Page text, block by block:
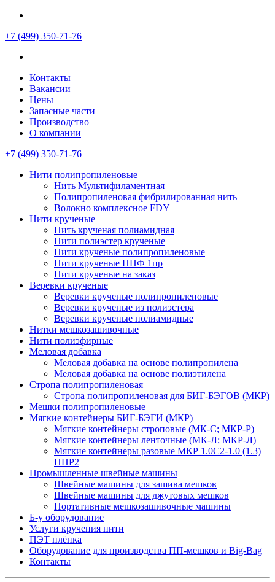
+7 (499) 350-71-76
Контакты
Вакансии
Цены
Запасные части
Производство
О компании
+7 (499) 350-71-76
Нити полипропиленовые
Нить Мультифиламентная
Полипропиленовая фибрилированная нить
Волокно комплексное FDY
Нити крученые
Нить крученая полиамидная
Нити полиэстер крученые
Нити крученые полипропиленовые
Нити крученые ППФ 1пр
Нити крученые на заказ
Веревки крученые
Веревки крученые полипропиленовые
Веревки крученые из полиэстера
Веревки крученые полиамидные
Нитки мешкозашивочные
Нити полиэфирные
Меловая добавка
Меловая добавка на основе полипропилена
Меловая добавка на основе полиэтилена
Стропа полипропиленовая
Стропа полипропиленовая для БИГ-БЭГОВ (МКР)
Мешки полипропиленовые
Мягкие контейнеры БИГ-БЭГИ (МКР)
Мягкие контейнеры строповые (МК-С; МКР-Р)
Мягкие контейнеры ленточные (МК-Л; МКР-Л)
Мягкие контейнеры разовые МКР 1.0С2-1.0 (1.3)
ППР2
Промышленные швейные машины
Швейные машины для зашива мешков
Швейные машины для джутовых мешков
Портативные мешкозашивочные машины
Б-у оборудование
Услуги кручения нити
ПЭТ плёнка
Оборудование для производства ПП-мешков и Big-Bag
Контакты